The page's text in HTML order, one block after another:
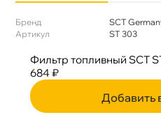
Бренд
SCT
Артикул
ST 303
Фильтр топливный SCT
684 ₽
Добавить